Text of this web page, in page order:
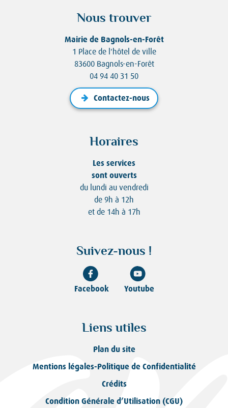
Nous trouver
Mairie de Bagnols-en-Forêt
1 Place de l'hôtel de ville
83600 Bagnols-en-Forêt
04 94 40 31 50
Contactez-nous
Horaires
Les services
sont ouverts
du lundi au vendredi
de 9h à 12h
et de 14h à 17h
Suivez-nous !
Facebook Youtube
Liens utiles
Plan du site
Mentions légales-Politique de Confidentialité
Crédits
Condition Générale d’Utilisation (CGU)